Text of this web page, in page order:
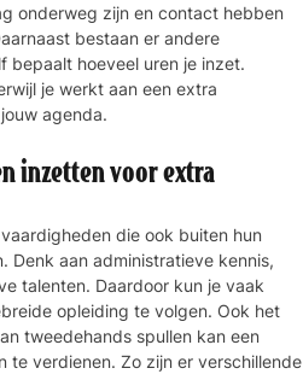
onderweg zijn en contact hebben
bestaan er andere
bepaalt hoeveel uren je inzet.
je werkt aan een extra
agenda.
inzetten voor extra
die ook buiten hun
Denk aan administratieve kennis,
talenten. Daardoor kun je vaak
opleiding te volgen. Ook het
tweedehands spullen kan een
te verdienen. Zo zijn er verschillende